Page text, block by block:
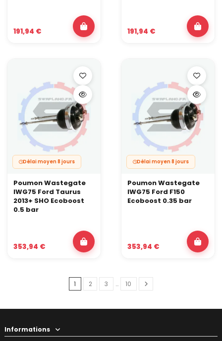
191,94 € 191,94 €
Délai moyen 8 jours
Poumon Wastegate
IWG75 Ford Taurus
2013+ SHO Ecoboost
0.5 bar
353,94 €
Délai moyen 8 jours
Poumon Wastegate
IWG75 Ford F150
Ecoboost 0.35 bar
353,94 €
1 2 3 … 10
Informations